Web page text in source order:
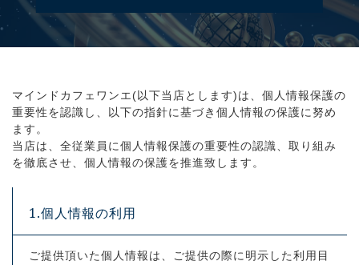
マインドカフェワンエ(以下当店とします)は、個人情報保護の
重要性を認識し、以下の指針に基づき個人情報の保護に努め
ます。
当店は、全従業員に個人情報保護の重要性の認識、取り組み
を徹底させ、個人情報の保護を推進致します。
1.個人情報の利用
ご提供頂いた個人情報は、ご提供の際に明示した利用目